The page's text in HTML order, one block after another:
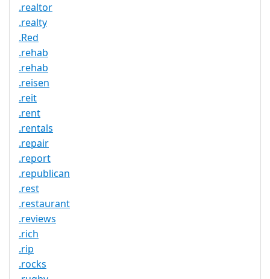
.realtor
.realty
.Red
.rehab
.rehab
.reisen
.reit
.rent
.rentals
.repair
.report
.republican
.rest
.restaurant
.reviews
.rich
.rip
.rocks